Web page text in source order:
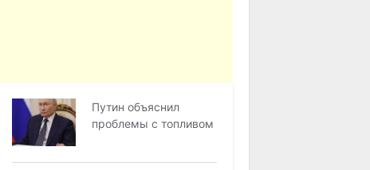
Путин объяснил
проблемы с топливом